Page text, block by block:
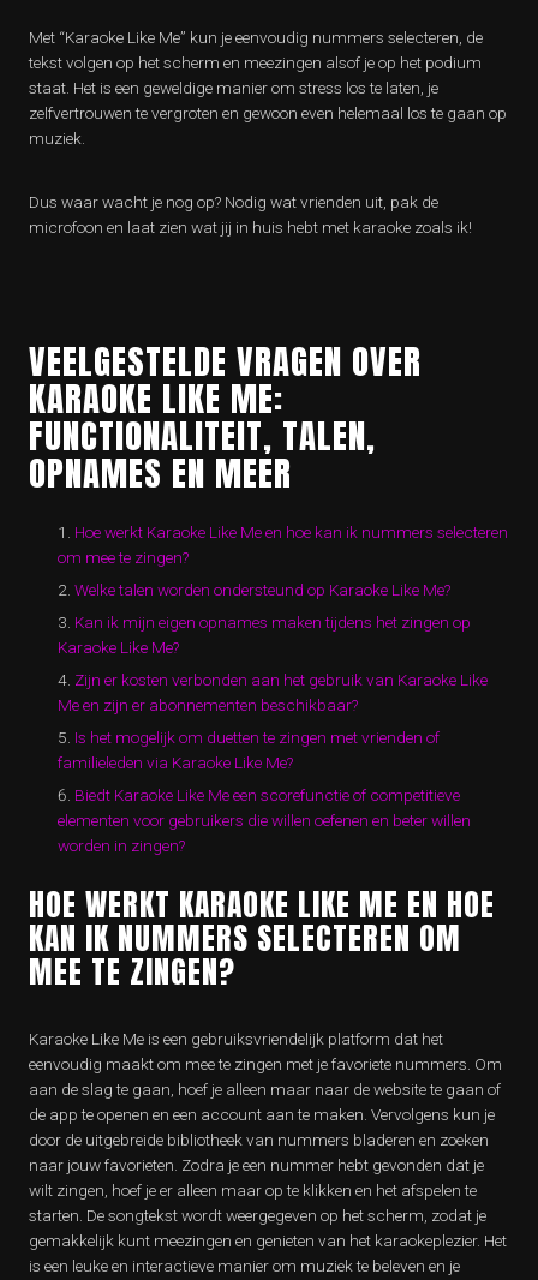
Met “Karaoke Like Me” kun je eenvoudig nummers selecteren, de
tekst volgen op het scherm en meezingen alsof je op het podium
staat. Het is een geweldige manier om stress los te laten, je
zelfvertrouwen te vergroten en gewoon even helemaal los te gaan op
muziek.
Dus waar wacht je nog op? Nodig wat vrienden uit, pak de
microfoon en laat zien wat jij in huis hebt met karaoke zoals ik!
VEELGESTELDE VRAGEN OVER
KARAOKE LIKE ME:
FUNCTIONALITEIT, TALEN,
OPNAMES EN MEER
Hoe werkt Karaoke Like Me en hoe kan ik nummers selecteren
om mee te zingen?
Welke talen worden ondersteund op Karaoke Like Me?
Kan ik mijn eigen opnames maken tijdens het zingen op
Karaoke Like Me?
Zijn er kosten verbonden aan het gebruik van Karaoke Like
Me en zijn er abonnementen beschikbaar?
Is het mogelijk om duetten te zingen met vrienden of
familieleden via Karaoke Like Me?
Biedt Karaoke Like Me een scorefunctie of competitieve
elementen voor gebruikers die willen oefenen en beter willen
worden in zingen?
HOE WERKT KARAOKE LIKE ME EN HOE
KAN IK NUMMERS SELECTEREN OM
MEE TE ZINGEN?
Karaoke Like Me is een gebruiksvriendelijk platform dat het
eenvoudig maakt om mee te zingen met je favoriete nummers. Om
aan de slag te gaan, hoef je alleen maar naar de website te gaan of
de app te openen en een account aan te maken. Vervolgens kun je
door de uitgebreide bibliotheek van nummers bladeren en zoeken
naar jouw favorieten. Zodra je een nummer hebt gevonden dat je
wilt zingen, hoef je er alleen maar op te klikken en het afspelen te
starten. De songtekst wordt weergegeven op het scherm, zodat je
gemakkelijk kunt meezingen en genieten van het karaokeplezier. Het
is een leuke en interactieve manier om muziek te beleven en je